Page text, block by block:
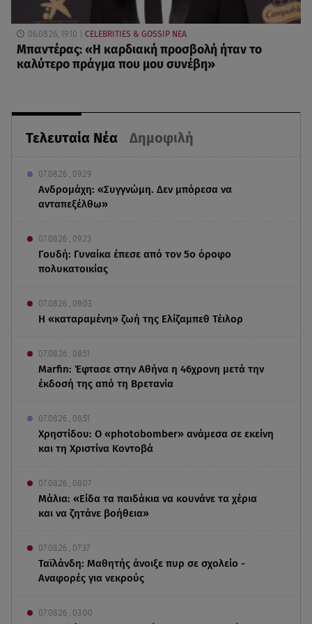
Τελευταία Νέα Δημοφιλή
07.08.26 , 09:29
Ανδρομάχη: «Συγγνώμη. Δεν μπόρεσα να
ανταπεξέλθω»
07.08.26 , 09:23
Γουδή: Γυναίκα έπεσε από τον 5ο όροφο
πολυκατοικίας
07.08.26 , 09:03
Η «καταραμένη»​​​​​​​ ζωή της Ελίζαμπεθ Τέιλορ
07.08.26 , 08:51
Marfin: Έφτασε στην Αθήνα η 46χρονη μετά την
έκδοσή της από τη Βρετανία
07.08.26 , 08:51
Χρηστίδου: Ο «photobomber» ανάμεσα σε εκείνη
και τη Χριστίνα Κοντοβά
07.08.26 , 08:07
Μάλια: «Είδα τα παιδάκια να κουνάνε τα χέρια
και να ζητάνε βοήθεια»
07.08.26 , 07:37
Ταϊλάνδη: Μαθητής άνοιξε πυρ σε σχολείο -
Αναφορές για νεκρούς
07.08.26 , 03:00
06.08.26, 19:10 CELEBRITIES & GOSSIP ΝΕΑ
Μπαντέρας: «Η καρδιακή προσβολή ήταν το
καλύτερο πράγμα που μου συνέβη»